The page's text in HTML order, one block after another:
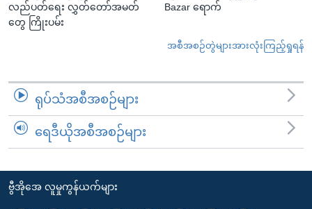
လည်ပတ်ရေး လွှတ်တော်အမတ်
တွေ ကြိုးပမ်း
Bazar ရောက်
အစီအစဉ်တွဲများအားလုံးကြည့်ရှုရန်
ရုပ်သံအစီအစဉ်များ
ရေဒီယိုအစီအစဉ်များ
ဗွီအိုအေ လူမှုကွန်ယက်များ